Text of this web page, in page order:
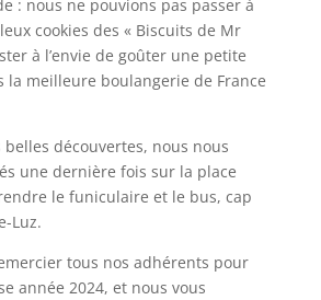
: nous ne pouvions pas passer à
cookies des « Biscuits de Mr
à l’envie de goûter une petite
la meilleure boulangerie de France
belles découvertes, nous nous
une dernière fois sur la place
le funiculaire et le bus, cap
Luz.
tous nos adhérents pour
année 2024, et nous vous